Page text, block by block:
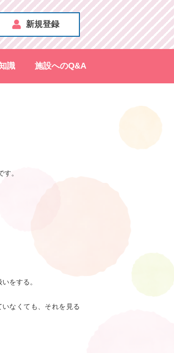
新規登録
識 施設へのQ&A
。
をする。
なくても、それを見る